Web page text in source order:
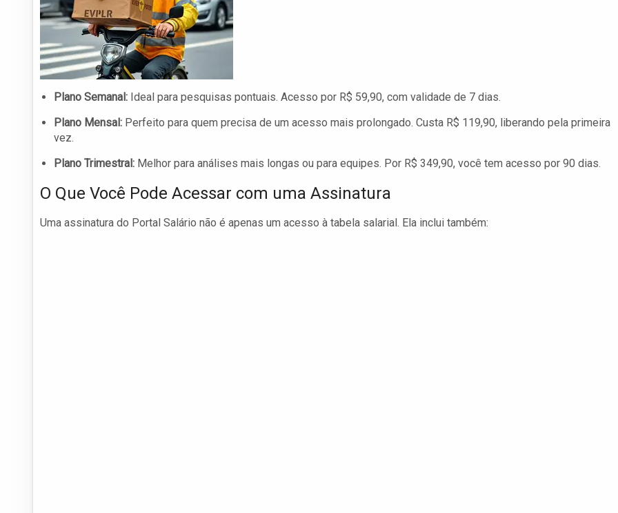
Plano Semanal: Ideal para pesquisas pontuais. Acesso por R$ 59,90, com validade de 7 dias.
Plano Mensal: Perfeito para quem precisa de um acesso mais prolongado. Custa R$ 119,90, liberando pela primeira
vez.
Plano Trimestral: Melhor para análises mais longas ou para equipes. Por R$ 349,90, você tem acesso por 90 dias.
O Que Você Pode Acessar com uma Assinatura
Uma assinatura do Portal Salário não é apenas um acesso à tabela salarial. Ela inclui também: